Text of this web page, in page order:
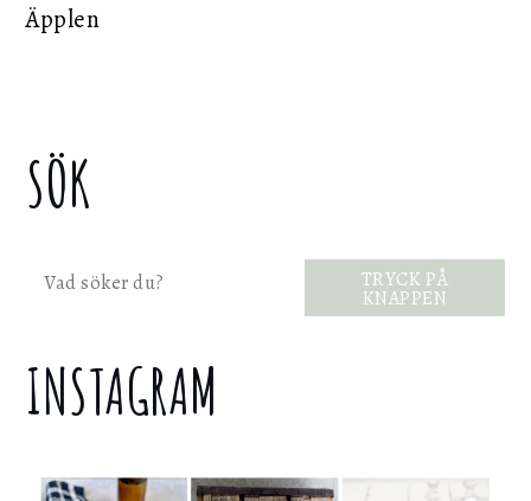
Äpplen
SÖK
Sök TRYCK PÅ
KNAPPEN
INSTAGRAM